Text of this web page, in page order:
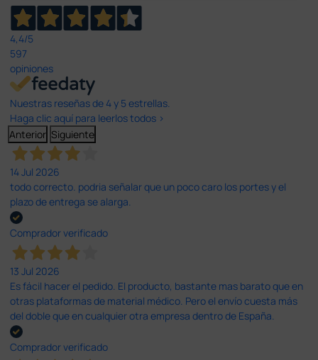
4,4/5
597
opiniones
Nuestras reseñas de 4 y 5 estrellas.
Haga clic aquí para leerlos todos >
Anterior Siguiente
14 Jul 2026
todo correcto. podria señalar que un poco caro los portes y el
plazo de entrega se alarga.
Comprador verificado
13 Jul 2026
Es fácil hacer el pedido. El producto, bastante mas barato que en
otras plataformas de material médico. Pero el envío cuesta más
del doble que en cualquier otra empresa dentro de España.
Comprador verificado